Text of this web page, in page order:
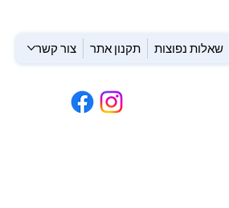
שאלות נפוצות תקנון אתר צור קשר